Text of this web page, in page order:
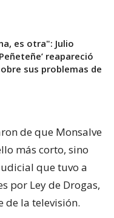
es otra": Julio
reapareció
sus problemas de
de que Monsalve
más corto, sino
que tuvo a
por Ley de Drogas,
de la televisión.